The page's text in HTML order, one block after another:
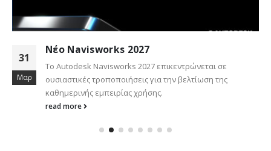
της
Μαρ
Νέο AutoCAD 2027
Νέο AutoCAD 2027 με νέες δυνατότητες και
ευκολία χειρισμού.
read more